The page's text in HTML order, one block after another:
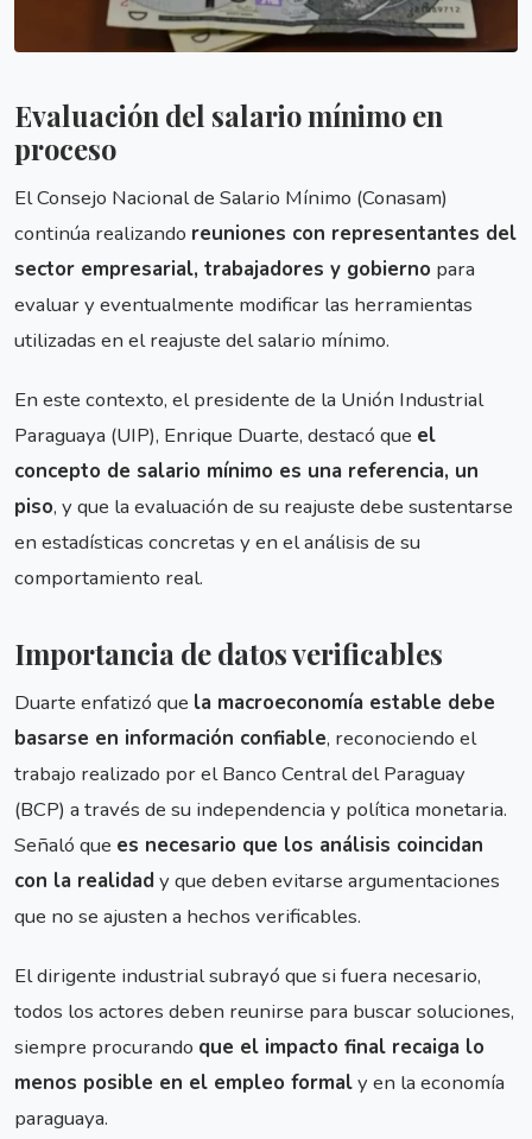
Evaluación del salario mínimo en
proceso
El Consejo Nacional de Salario Mínimo (Conasam)
continúa realizando reuniones con representantes del
sector empresarial, trabajadores y gobierno para
evaluar y eventualmente modificar las herramientas
utilizadas en el reajuste del salario mínimo.
En este contexto, el presidente de la Unión Industrial
Paraguaya (UIP), Enrique Duarte, destacó que el
concepto de salario mínimo es una referencia, un
piso, y que la evaluación de su reajuste debe sustentarse
en estadísticas concretas y en el análisis de su
comportamiento real.
Importancia de datos verificables
Duarte enfatizó que la macroeconomía estable debe
basarse en información confiable, reconociendo el
trabajo realizado por el Banco Central del Paraguay
(BCP) a través de su independencia y política monetaria.
Señaló que es necesario que los análisis coincidan
con la realidad y que deben evitarse argumentaciones
que no se ajusten a hechos verificables.
El dirigente industrial subrayó que si fuera necesario,
todos los actores deben reunirse para buscar soluciones,
siempre procurando que el impacto final recaiga lo
menos posible en el empleo formaly en la economía
paraguaya.